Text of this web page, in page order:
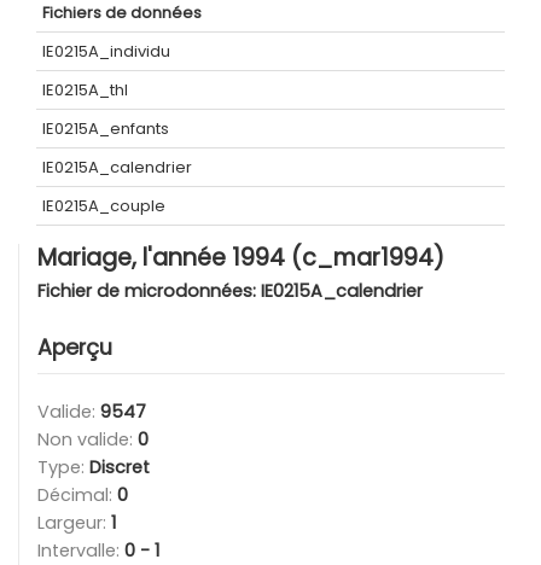
Fichiers de données
IE0215A_individu
IE0215A_thl
IE0215A_enfants
IE0215A_calendrier
IE0215A_couple
Mariage, l'année 1994 (c_mar1994)
Fichier de microdonnées: IE0215A_calendrier
Aperçu
Valide: 9547
Non valide: 0
Type: Discret
Décimal: 0
Largeur: 1
Intervalle: 0 - 1